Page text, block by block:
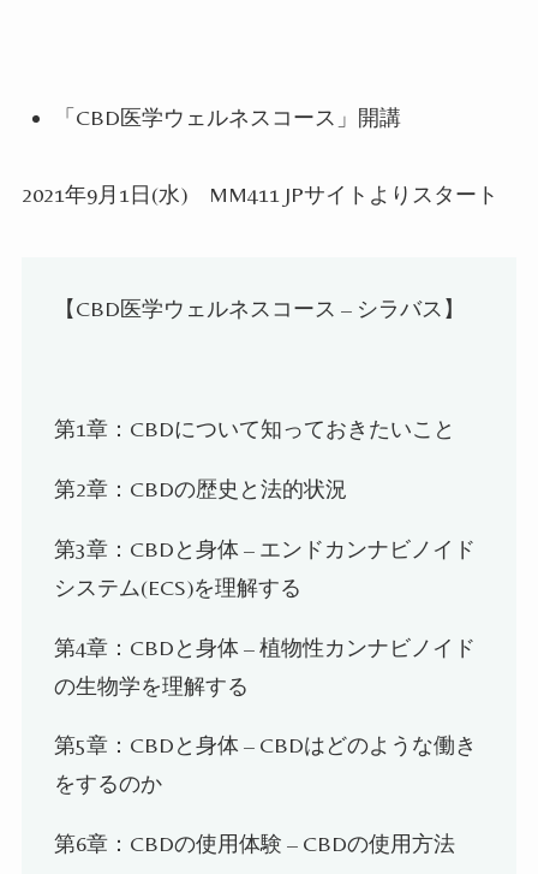
「CBD医学ウェルネスコース」開講
2021年9月 1日(水) MM411 JPサイトよりスタート
【CBD医学ウェルネスコース – シラバス】
第1章： CBDについて知っておきたいこと
第2章： CBDの歴史と法的状況
第3章： CBDと身体– エンドカンナビノイド
システム(ECS)を理解する
第4章： CBDと身体–植物性カンナビノイド
の生物学を理解する
第5章： CBDと身体– CBDはどのような働き
をするのか
第6章： CBDの使用体験 – CBDの使用方法